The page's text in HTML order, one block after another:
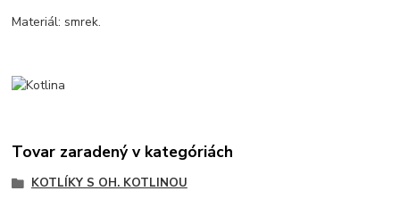
Materiál: smrek.
Tovar zaradený v kategóriách
KOTLÍKY S OH. KOTLINOU